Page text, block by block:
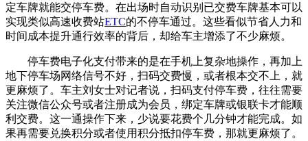
定车牌就能交停车费。在出场时自动识别已交费车牌基本可以
实现类似高速收费站ETC的不停车通过。这些看似节省人力和
时间成本提升通行效率的背后，却给车主增添了不少麻烦。
停车费电子化支付带来的是在手机上复杂地操作，再加上
地下停车场网络信号不好，扫码交费慢，或者根本交不上，就
更麻烦了。车主刘女士对记者说，扫码支付停车费，往往需要
关注微信公众号或者注册成为会员，绑定车牌或银联卡才能顺
利交费。这一通操作下来，少说要花费个几分钟才能完成。如
果再需要兑换积分或者使用积分抵扣停车费，那就更麻烦了。